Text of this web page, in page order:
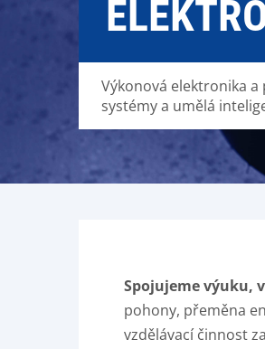
Výkonová elektronika
systémy a umělá
Spojujeme výuku,
pohony, přeměna
vzdělávací činnost